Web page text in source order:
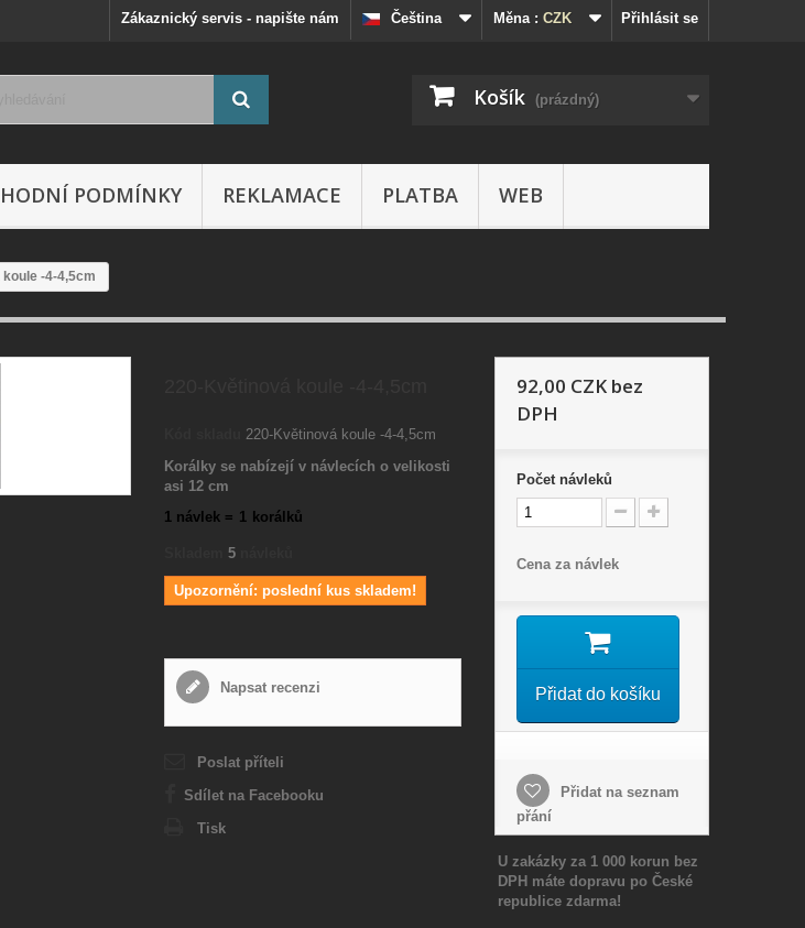
Přihlásit se
Měna : CZK
Čeština
Zákaznický servis - napište nám
Košík (prázdný)
PODMÍNKY REKLAMACE PLATBA WEB
-4-4,5cm
220-Květinová koule -4-4,5cm
Korálky se nabízejí v návlecích o velikosti
asi 12 cm
1 návlek = 1 korálků
5
Upozornění: poslední kus skladem!
Napsat recenzi
Poslat příteli
Sdílet na Facebooku
Tisk
92,00 CZKbez
DPH
Počet návleků
Cena za návlek
Přidat do košíku
Přidat na seznam
přání
U zakázky za 1 000 korun bez
DPH máte dopravu po České
republice zdarma!